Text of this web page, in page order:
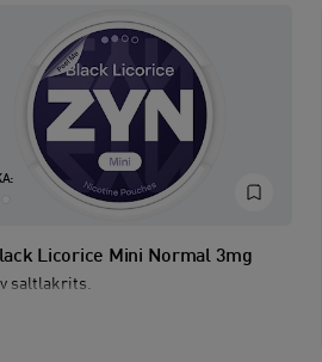
Licorice Mini Normal 3mg
saltlakrits.